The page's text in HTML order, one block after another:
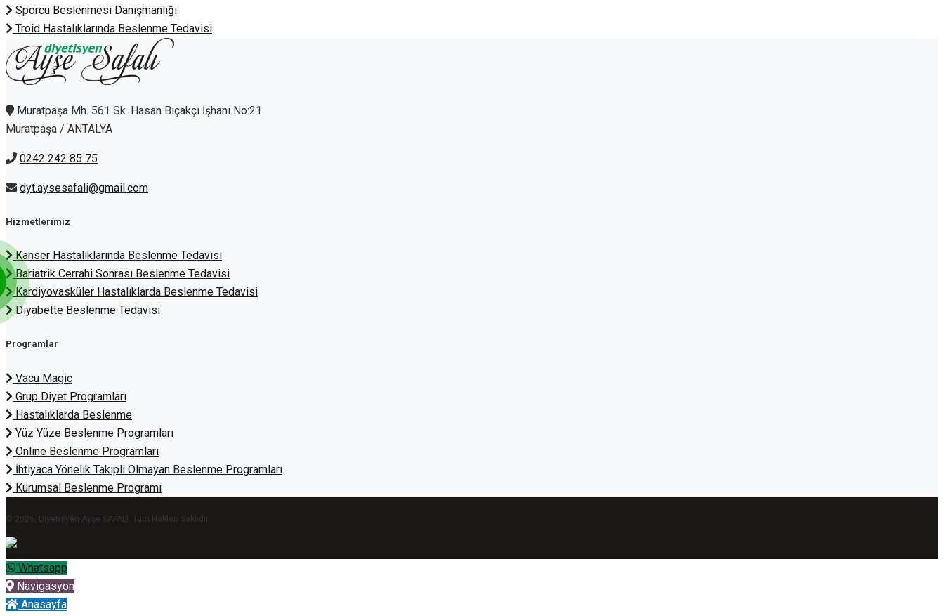
Sporcu Beslenmesi Danışmanlığı
Troid Hastalıklarında Beslenme Tedavisi
Muratpaşa Mh. 561 Sk. Hasan Bıçakçı İşhanı No:21
Muratpaşa / ANTALYA
0242 242 85 75
dyt.aysesafali@gmail.com
Hizmetlerimiz
Kanser Hastalıklarında Beslenme Tedavisi
Bariatrik Cerrahi Sonrası Beslenme Tedavisi
Kardiyovasküler Hastalıklarda Beslenme Tedavisi
Diyabette Beslenme Tedavisi
Programlar
Vacu Magic
Grup Diyet Programları
Hastalıklarda Beslenme
Yüz Yüze Beslenme Programları
Online Beslenme Programları
İhtiyaca Yönelik Takipli Olmayan Beslenme Programları
Kurumsal Beslenme Programı
© 2026, Diyetisyen Ayşe SAFALI. Tüm Hakları Saklıdır.
Whatsapp
Navigasyon
Anasayfa